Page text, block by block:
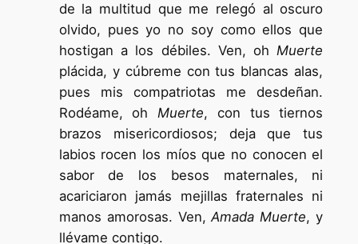
de la multitud que me relegó al oscuro
olvido, pues yo no soy como ellos que
hostigan a los débiles. Ven, ohMuerte
plácida, y cúbreme con tus blancas alas,
pues mis compatriotas me desdeñan.
Rodéame, ohMuerte, con tus tiernos
brazos misericordiosos; deja que tus
labios rocen los míos que no conocen el
sabor de los besos maternales, ni
acariciaron jamás mejillas fraternales ni
manos amorosas. Ven,Amada Muerte, y
llévame contigo.